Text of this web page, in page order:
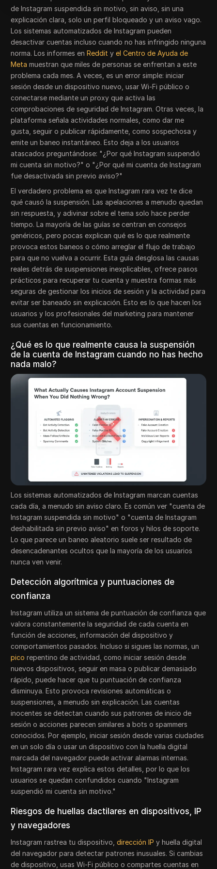
de Instagram suspendida sin motivo, sin aviso, sin una
explicación clara, solo un perfil bloqueado y un aviso vago.
Los sistemas automatizados de Instagram pueden
desactivar cuentas incluso cuando no has infringido ninguna
norma. Los informes enReddit yel Centro de Ayuda de
Meta muestran que miles de personas se enfrentan a este
problema cada mes. A veces, es un error simple: iniciar
sesión desde un dispositivo nuevo, usar Wi-Fi público o
conectarse mediante un proxy que activa las
comprobaciones de seguridad de Instagram. Otras veces, la
plataforma señala actividades normales, como dar me
gusta, seguir o publicar rápidamente, como sospechosa y
emite un baneo instantáneo. Esto deja a los usuarios
atascados preguntándose: "¿Por qué Instagram suspendió
mi cuenta sin motivo?" o "¿Por qué mi cuenta de Instagram
fue desactivada sin previo aviso?"
El verdadero problema es que Instagram rara vez te dice
qué causó la suspensión. Las apelaciones a menudo quedan
sin respuesta, y adivinar sobre el tema solo hace perder
tiempo. La mayoría de las guías se centran en consejos
genéricos, pero pocas explican qué es lo que realmente
provoca estos baneos o cómo arreglar el flujo de trabajo
para que no vuelva a ocurrir. Esta guía desglosa las causas
reales detrás de suspensiones inexplicables, ofrece pasos
prácticos para recuperar tu cuenta y muestra formas más
seguras de gestionar los inicios de sesión y la actividad para
evitar ser baneado sin explicación. Esto es lo que hacen los
usuarios y los profesionales del marketing para mantener
sus cuentas en funcionamiento.
¿Qué es lo que realmente causa la suspensión
de la cuenta de Instagram cuando no has hecho
nada malo?
Los sistemas automatizados de Instagram marcan cuentas
cada día, a menudo sin aviso claro. Es común ver "cuenta de
Instagram suspendida sin motivo" o "cuenta de Instagram
deshabilitada sin previo aviso" en foros y hilos de soporte.
Lo que parece un baneo aleatorio suele ser resultado de
desencadenantes ocultos que la mayoría de los usuarios
nunca ven venir.
Detección algorítmica y puntuaciones de
confianza
Instagram utiliza un sistema de puntuación de confianza que
valora constantemente la seguridad de cada cuenta en
función de acciones, información del dispositivo y
comportamientos pasados. Incluso si sigues las normas, un
pico repentino de actividad, como iniciar sesión desde
nuevos dispositivos, seguir en masa o publicar demasiado
rápido, puede hacer que tu puntuación de confianza
disminuya. Esto provoca revisiones automáticas o
suspensiones, a menudo sin explicación. Las cuentas
inocentes se detectan cuando sus patrones de inicio de
sesión o acciones parecen similares a bots o spammers
conocidos. Por ejemplo, iniciar sesión desde varias ciudades
en un solo día o usar un dispositivo con la huella digital
marcada del navegador puede activar alarmas internas.
Instagram rara vez explica estos detalles, por lo que los
usuarios se quedan confundidos cuando "Instagram
suspendió mi cuenta sin motivo."
Riesgos de huellas dactilares en dispositivos, IP
y navegadores
Instagram rastrea tu dispositivo,dirección IP y huella digital
del navegador para detectar patrones inusuales. Si cambias
de dispositivo, usas Wi-Fi público o compartes cuentas en